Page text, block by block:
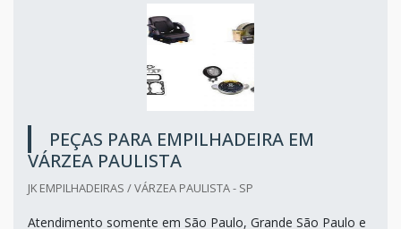
PEÇAS PARA EMPILHADEIRA EM
VÁRZEA PAULISTA
JK EMPILHADEIRAS / VÁRZEA PAULISTA - SP
Atendimento somente em São Paulo, Grande São Paulo e